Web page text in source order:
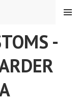
-
MENU